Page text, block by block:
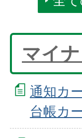
マイ
通知カ
台帳カ